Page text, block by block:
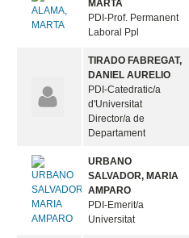
MARTA
PDI-Prof. Permanent
Laboral Ppl
TIRADO FABREGAT,
DANIEL AURELIO
PDI-Catedratic/a
d'Universitat
Director/a de
Departament
URBANO
SALVADOR, MARIA
AMPARO
PDI-Emerit/a
Universitat